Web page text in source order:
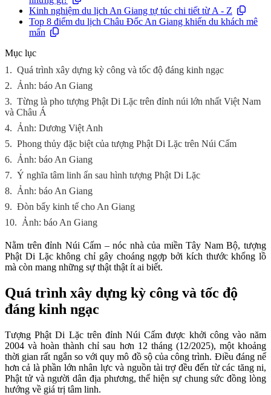
Kinh nghiệm du lịch An Giang tự túc chi tiết từ A - Z
Top 8 điểm du lịch Châu Đốc An Giang khiến du khách mê
mẩn
Mục lục
1. Quá trình xây dựng kỳ công và tốc độ đáng kinh ngạc
2. Ảnh: báo An Giang
3. Từng là pho tượng Phật Di Lặc trên đỉnh núi lớn nhất Việt Nam
và Châu Á
4. Ảnh: Dương Việt Anh
5. Phong thủy đặc biệt của tượng Phật Di Lặc trên Núi Cấm
6. Ảnh: báo An Giang
7. Ý nghĩa tâm linh ẩn sau hình tượng Phật Di Lặc
8. Ảnh: báo An Giang
9. Đòn bẩy kinh tế cho An Giang
10. Ảnh: báo An Giang
Nằm trên đỉnh Núi Cấm – nóc nhà của miền Tây Nam Bộ, tượng
Phật Di Lặc không chỉ gây choáng ngợp bởi kích thước khổng lồ
mà còn mang những sự thật thật ít ai biết.
Quá trình xây dựng kỳ công và tốc độ
đáng kinh ngạc
Tượng Phật Di Lặc trên đỉnh Núi Cấm được khởi công vào năm
2004 và hoàn thành chỉ sau hơn 12 tháng (12/2025), một khoảng
thời gian rất ngắn so với quy mô đồ sộ của công trình. Điều đáng nể
hơn cả là phần lớn nhân lực và nguồn tài trợ đều đến từ các tăng ni,
Phật tử và người dân địa phương, thể hiện sự chung sức đồng lòng
hướng về giá trị tâm linh.